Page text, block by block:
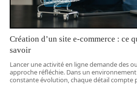
Création d’un site e-commerce : ce
savoir
Lancer une activité en ligne demande des
approche réfléchie. Dans un
constante évolution, chaque détail compte